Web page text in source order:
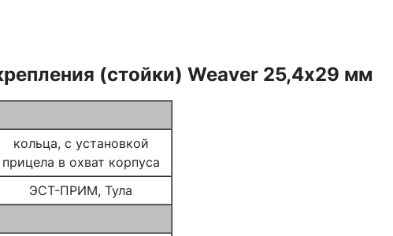
(стойки) Weaver 25,4х29 мм
кольца, с установкой
прицела в охват корпуса
ЭСТ-ПРИМ, Тула